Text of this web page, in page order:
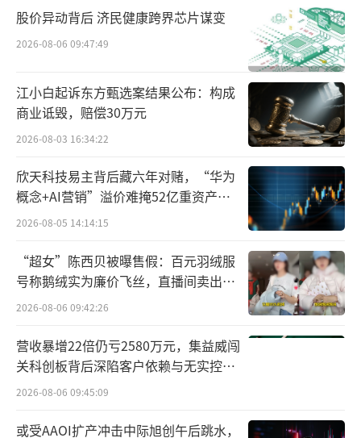
资料显示，望奎双汇北大荒成立于2008
年，注册资本5000万元，主营业务包括生猪屠
宰、肉制品等。其控股股东为双汇发展，持股7
5%；黑龙江省北大荒肉业有限公司持股25%。
法定代表人为马相杰。
马相杰为双汇发展的董事兼总裁。
作为双汇的重要非全资子公司，望奎双汇2
025年营收为14.18亿元，同比下降4.2%；净利
润为0.72亿元，同比下降11.7%。这家业绩承
压的子公司，如今又因食品安全问题敲响警
钟。
值得注意的是，在整个事件中最令人不安
的，或许不是超标本身，而是涉事企业的第一
反应。
股价异动背后 济民健康跨界芯片谋变
2026-08-06 09:47:49
江小白起诉东方甄选案结果公布：构成
商业诋毁，赔偿30万元
2026-08-03 16:34:22
欣天科技易主背后藏六年对赌，“华为
概念+AI营销”溢价难掩52亿重资产考
验
2026-08-05 14:14:15
“超女”陈西贝被曝售假：百元羽绒服
号称鹅绒实为廉价飞丝，直播间卖出超
百万元
2026-08-06 09:42:26
营收暴增22倍仍亏2580万元，集益威闯
关科创板背后深陷客户依赖与无实控人
困局
2026-08-06 09:45:09
或受AAOI扩产冲击中际旭创午后跳水，